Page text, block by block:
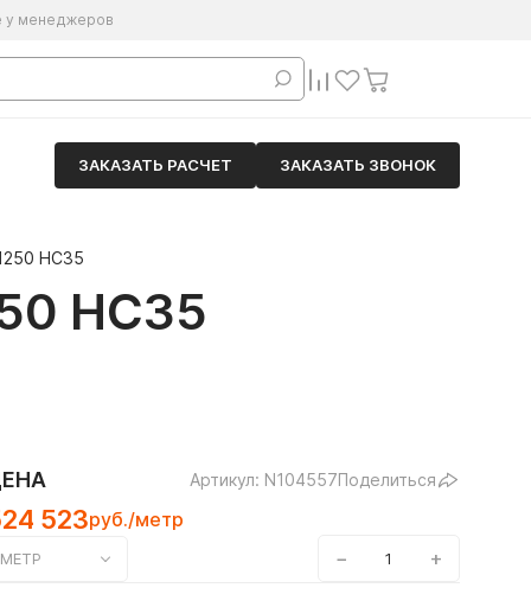
у менеджеров
ЗАКАЗАТЬ РАСЧЕТ ЗАКАЗАТЬ ЗВОНОК
НС35
НС35
Артикул: N104557Поделиться
523руб./метр
МЕТР − +